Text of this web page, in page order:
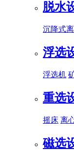
脱水
沉降式
浮选
浮选机
重选
摇床 离
磁选